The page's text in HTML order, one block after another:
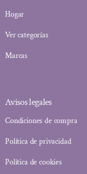
Hogar
Ver categorías
Marcas
Avisos legales
Condiciones de compra
Política de privacidad
Política de cookies